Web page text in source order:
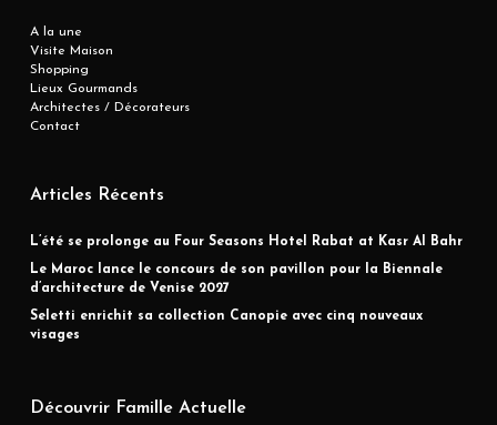
A la une
Visite Maison
Shopping
Lieux Gourmands
Architectes / Décorateurs
Contact
Articles Récents
L’été se prolonge au Four Seasons Hotel Rabat at Kasr Al Bahr
Le Maroc lance le concours de son pavillon pour la Biennale
d’architecture de Venise 2027
Seletti enrichit sa collection Canopie avec cinq nouveaux
visages
Découvrir Famille Actuelle